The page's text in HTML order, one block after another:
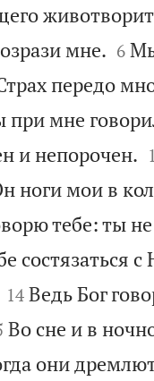
мне.
6
передо
при мне
и непорочен.
ноги мои в
тебе: ты
состязаться

14 Ведь Бог
Во сне и в
они